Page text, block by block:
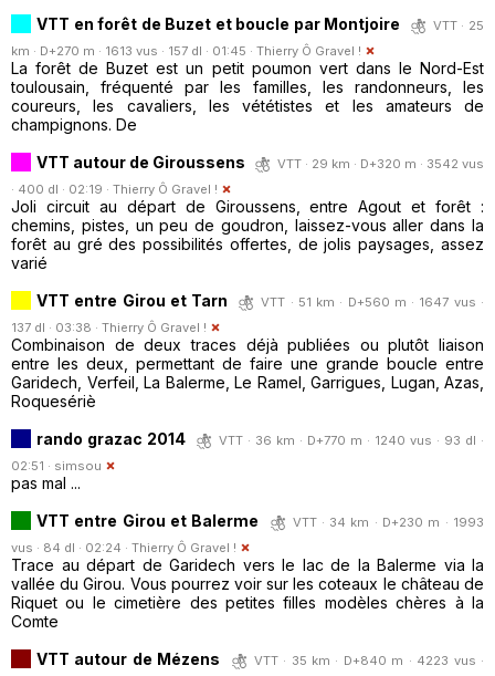
VTT en forêt de Buzet et boucle par Montjoire
VTT · 25
km · D+270 m · 1613 vus · 157 dl · 01:45 · Thierry Ô Gravel !
La forêt de Buzet est un petit poumon vert dans le Nord-Est
toulousain, fréquenté par les familles, les randonneurs, les
coureurs, les cavaliers, les vététistes et les amateurs de
champignons. De
VTT autour de Giroussens
VTT · 29 km · D+320 m · 3542 vus
· 400 dl · 02:19 · Thierry Ô Gravel !
Joli circuit au départ de Giroussens, entre Agout et forêt :
chemins, pistes, un peu de goudron, laissez-vous aller dans la
forêt au gré des possibilités offertes, de jolis paysages, assez
varié
VTT entre Girou et Tarn
VTT · 51 km · D+560 m · 1647 vus ·
137 dl · 03:38 · Thierry Ô Gravel !
Combinaison de deux traces déjà publiées ou plutôt liaison
entre les deux, permettant de faire une grande boucle entre
Garidech, Verfeil, La Balerme, Le Ramel, Garrigues, Lugan, Azas,
Roquesériè
rando grazac 2014
VTT · 36 km · D+770 m · 1240 vus · 93 dl ·
02:51 · simsou
pas mal ...
VTT entre Girou et Balerme
VTT · 34 km · D+230 m · 1993
vus · 84 dl · 02:24 · Thierry Ô Gravel !
Trace au départ de Garidech vers le lac de la Balerme via la
vallée du Girou. Vous pourrez voir sur les coteaux le château de
Riquet ou le cimetière des petites filles modèles chères à la
Comte
VTT autour de Mézens
VTT · 35 km · D+840 m · 4223 vus ·